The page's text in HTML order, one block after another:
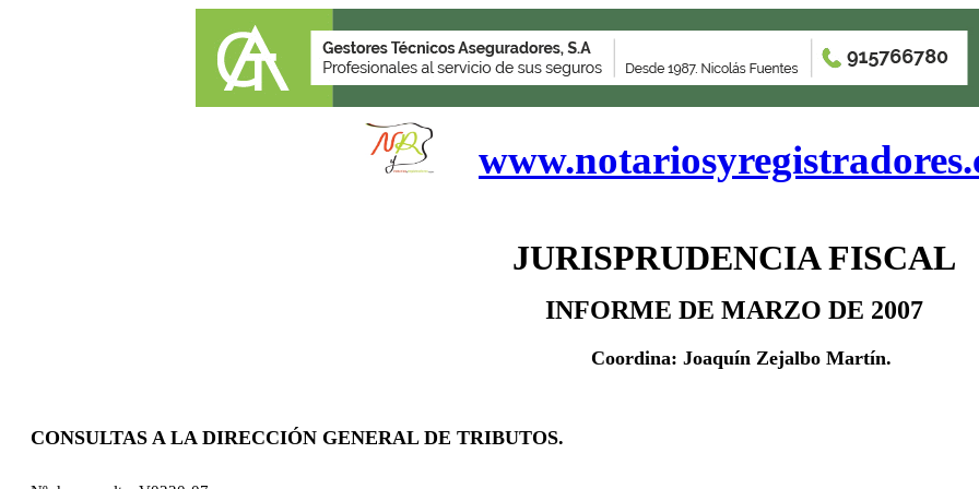
JURISPRUDENCIA FISCAL
INFORME DE MARZO DE 2007
Coordina: Joaquín Zejalbo Martín.
CONSULTAS A LA DIRECCIÓN GENERAL DE TRIBUTOS.